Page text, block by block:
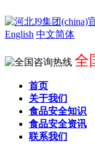
English 中文简体
全
首页
关于我们
食品安全知识
食品安全资讯
联系我们